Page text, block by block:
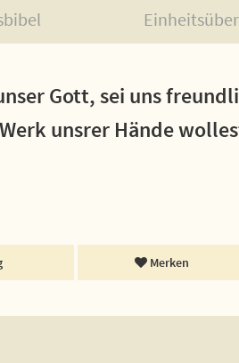
Gott, sei uns
unsrer Hände
Merken